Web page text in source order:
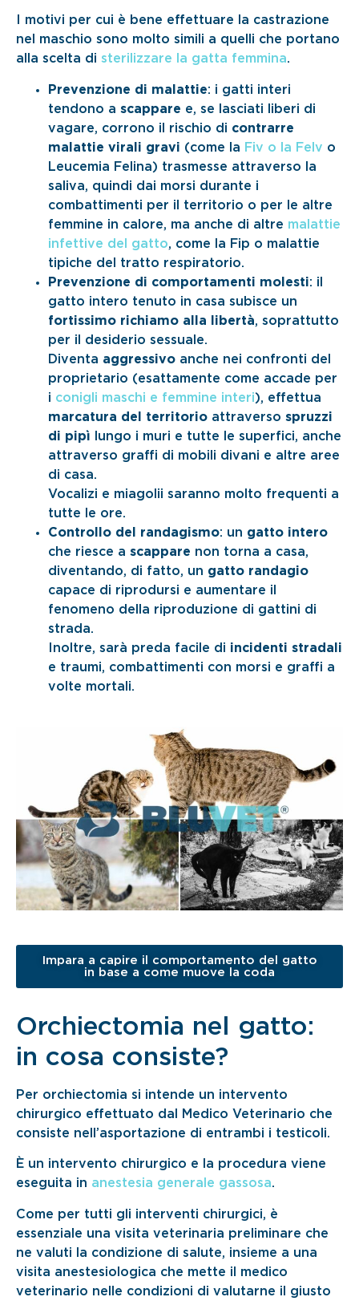
I motivi per cui è bene effettuare la castrazione
nel maschio sono molto simili a quelli che portano
alla scelta di sterilizzare la gatta femmina.
Prevenzione di malattie: i gatti interi
tendono a scappare e, se lasciati liberi di
vagare, corrono il rischio di contrarre
malattie virali gravi (come la Fiv o la Felv o
Leucemia Felina) trasmesse attraverso la
saliva, quindi dai morsi durante i
combattimenti per il territorio o per le altre
femmine in calore, ma anche di altre malattie
infettive del gatto, come la Fip o malattie
tipiche del tratto respiratorio.
Prevenzione di comportamenti molesti: il
gatto intero tenuto in casa subisce un
fortissimo richiamo alla libertà, soprattutto
per il desiderio sessuale.
Diventa aggressivo anche nei confronti del
proprietario (esattamente come accade per
i conigli maschi e femmine interi), effettua
marcatura del territorio attraverso spruzzi
di pipì lungo i muri e tutte le superfici, anche
attraverso graffi di mobili divani e altre aree
di casa.
Vocalizi e miagolii saranno molto frequenti a
tutte le ore.
Controllo del randagismo: un gatto intero
che riesce a scappare non torna a casa,
diventando, di fatto, un gatto randagio
capace di riprodursi e aumentare il
fenomeno della riproduzione di gattini di
strada.
Inoltre, sarà preda facile di incidenti stradali
e traumi, combattimenti con morsi e graffi a
volte mortali.
Impara a capire il comportamento del gatto
in base a come muove la coda
Orchiectomia nel gatto:
in cosa consiste?
Per orchiectomia si intende un intervento
chirurgico effettuato dal Medico Veterinario che
consiste nell’asportazione di entrambi i testicoli.
È un intervento chirurgico e la procedura viene
eseguita in anestesia generale gassosa.
Come per tutti gli interventi chirurgici, è
essenziale una visita veterinaria preliminare che
ne valuti la condizione di salute, insieme a una
visita anestesiologica che mette il medico
veterinario nelle condizioni di valutarne il giusto